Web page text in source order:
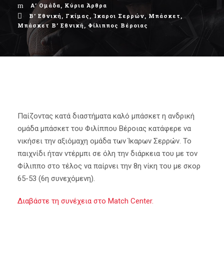
Α' Ομάδα, Κύρια Άρθρα
Β' Εθνική , Γκίμας , Ίκαροι Σερρών, Μπάσκετ ,
Μπάσκετ Β' Εθνική, Φίλιππος Βέροιας
Παίζοντας κατά διαστήματα καλό μπάσκετ η ανδρική
ομάδα μπάσκετ του Φιλίππου Βέροιας κατάφερε να
νικήσει την αξιόμαχη ομάδα των Ίκαρων Σερρών. Το
παιχνίδι ήταν ντέρμπι σε όλη την διάρκεια του με τον
Φίλιππο στο τέλος να παίρνει την 8η νίκη του με σκορ
65-53 (6η συνεχόμενη).
Διαβάστε τη συνέχεια στο Match Center.